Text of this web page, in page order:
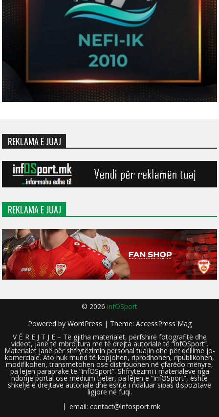
REKLAMA E JUAJ
REKLAMA E JUAJ
© 2026 infOSport
Powered by WordPress | Theme: AccessPress Mag
V Ë R E J T J E – Të gjitha materialet, përfshirë fotografitë dhe
videot, janë të mbrojtura me të drejta autoriale të “infOSport”.
Materialet janë për shfrytëzimin personal tuajin dhe për qëllime jo-
komerciale. Ato nuk mund të kopjohen, riprodhohen, ripublikohen,
modifikohen, transmetohen ose distribuohen në çfarëdo mënyre,
pa lejen paraprake të “infOSport”. Shfrytëzimi i materialeve nga
ndonjë portal ose medium tjetër, pa lejen e “infOSport”, është
shkelje e drejtave autoriale dhe është i ndaluar sipas dispozitave
ligjore në fuqi.
email: contact@infosport.mk